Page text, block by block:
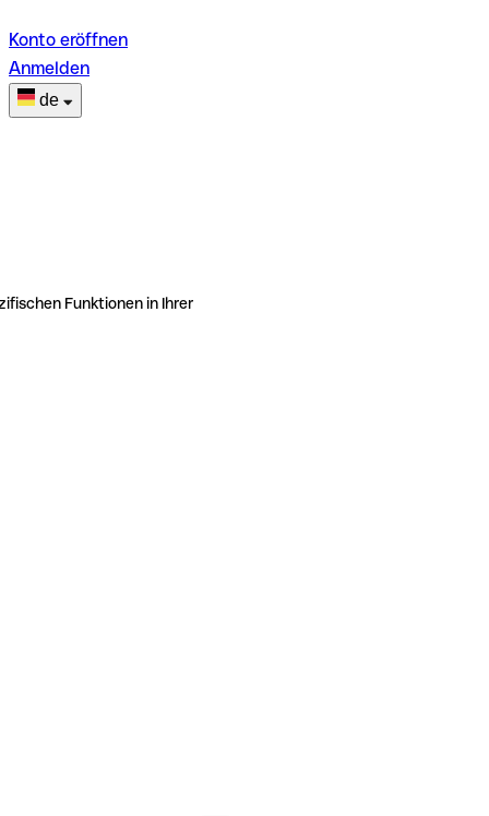
Konto eröffnen
Anmelden
de
Funktionen in Ihrer